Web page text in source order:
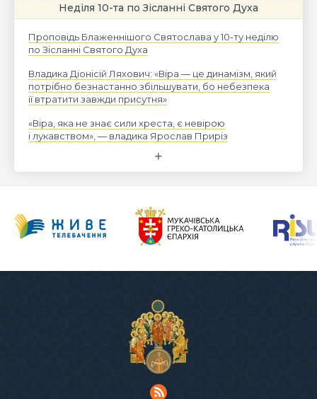
Неділя 10-та по Зісланні Святого Духа
Проповідь Блаженнішого Святослава у 10-ту неділю
по Зісланні Святого Духа
Владика Діонісій Ляхович: «Віра — це динамізм, який
потрібно безнастанно збільшувати, бо небезпека
її втратити завжди присутня»
«Віра, яка не знає сили хреста, є невірою
і лукавством», — владика Ярослав Приріз